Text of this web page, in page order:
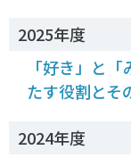
2025年度
「好き」と
たす役割と
2024年度